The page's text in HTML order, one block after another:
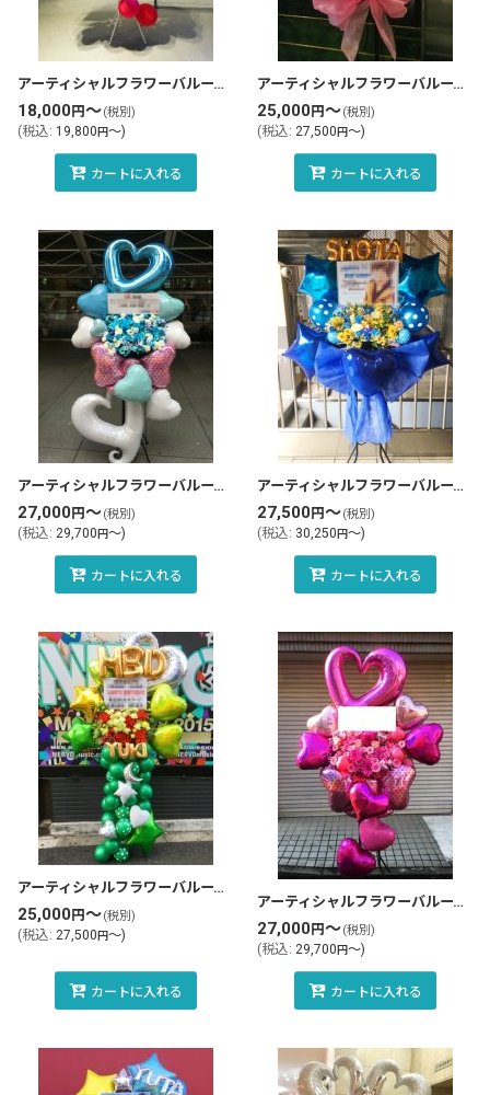
アーティシャルフラワーバルーンスタンド花・フラスタ(tlb-fbs20-zo)
18,000円～(税別)
(税込: 19,800 円～)
カートに入れる
アーティシャルフラワーバルーンスタンド花・フラスタ(tlb-fbs112-zo)
25,000円～(税別)
(税込: 27,500 円～)
カートに入れる
アーティシャルフラワーバルーンスタンド花・フラスタ(tlb-fbs34-zo)
27,000円～(税別)
(税込: 29,700 円～)
カートに入れる
アーティシャルフラワーバルーンスタンド花・フラスタ(tlb-fbs118-zo)
27,500円～(税別)
(税込: 30,250 円～)
カートに入れる
アーティシャルフラワーバルーンスタンド花・フラスタ(tlb-fbs114-zo)
25,000円～(税別)
(税込: 27,500 円～)
カートに入れる
アーティシャルフラワーバルーンスタンド花・フラスタ(tlb-fbs03-zo)
27,000円～(税別)
(税込: 29,700 円～)
カートに入れる